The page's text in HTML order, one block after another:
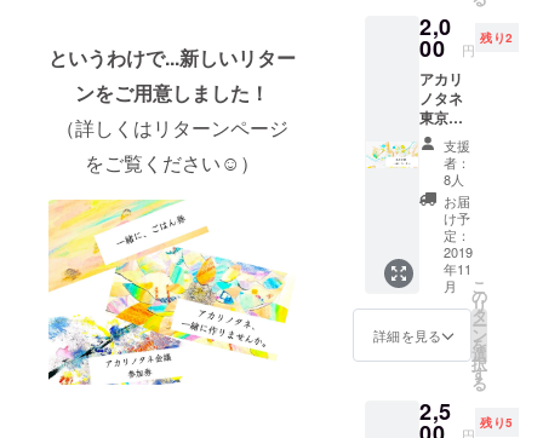
というわけで...新しいリター
ンをご用意しました！
（詳しくはリターンページ
をご覧ください☺️）
スは必
ず誤り
ように
ご記入
くださ
い。 ＊
備考欄
で、オ
フライ
ン希望
orオン
ライン
希望の
旨をお
知らせ
くださ
は、大
阪中心
くのは
難しい
方、お
家でア
カリノ
タネを
体験し
てみた
い方
へ。ひ
とりで
アカリ
ノタネ
ができ
るセッ
ト
（キャ
カー＋
アカリ
2,0
00 円
残り2
アカリ
ノタネ
東京開
催、一
緒に作
りませ
んか？
当日運
営、当
日カメ
ラマ
ン、イ
ベント
レポー
ト、広
たがで
きるこ
支援
者：
8人
お届
け予
定：
2019
年11
月
詳細を見る
こ
の
リ
タ
ー
ン
を
選
択
す
る
2,5 残り5